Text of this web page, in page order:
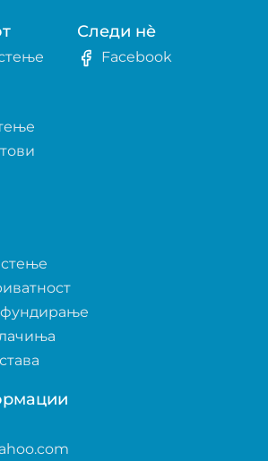
Следи нè
Facebook